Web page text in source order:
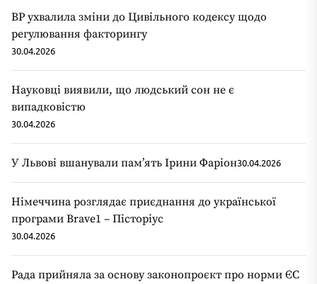
ВР ухвалила зміни до Цивільного кодексу щодо
регулювання факторингу
30.04.2026
Науковці виявили, що людський сон не є
випадковістю
30.04.2026
У Львові вшанували пам’ять Ірини Фаріон30.04.2026
Німеччина розглядає приєднання до української
програми Brave1 – Пісторіус
30.04.2026
Рада прийняла за основу законопроєкт про норми ЄС